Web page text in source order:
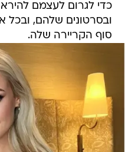
כדי לגרום לעצמם
ובסרטונים שלהם, ובכל
סוף הקריירה שלה.